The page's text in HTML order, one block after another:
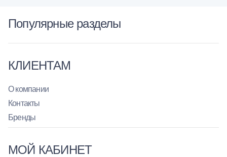
Популярные разделы
КЛИЕНТАМ
О компании
Контакты
Бренды
МОЙ КАБИНЕТ